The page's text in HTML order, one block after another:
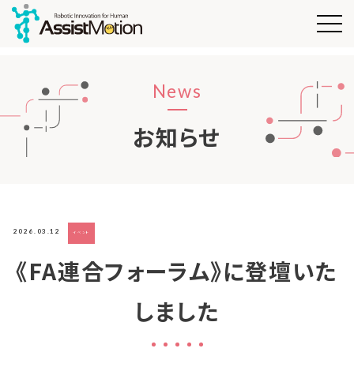
News
お知らせ
2026.03.12 イベント
《FA連合フォーラム》に登壇いた
しました